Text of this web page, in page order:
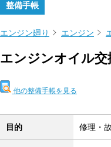
整備手帳
エンジン廻り エンジン
エンジンオイル交
他の整備手帳を見る
目的 修理・